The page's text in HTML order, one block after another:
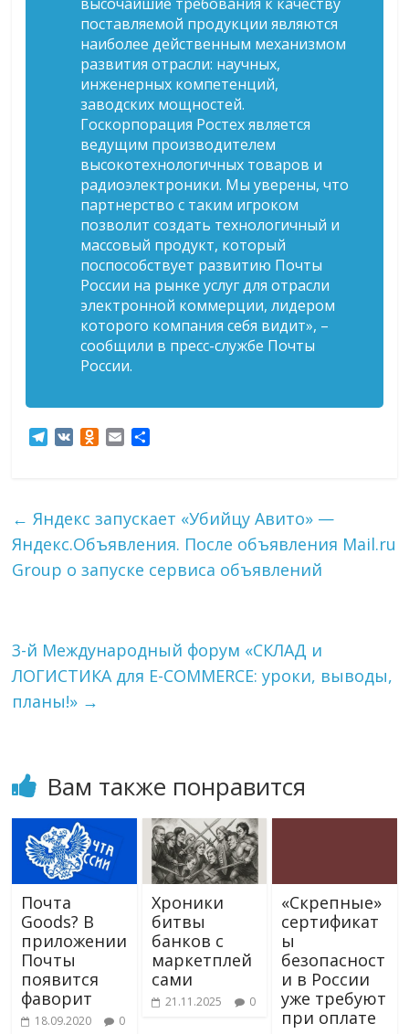
поставляемой продукции являются
наиболее действенным механизмом
развития отрасли: научных,
инженерных компетенций,
заводских мощностей.
Госкорпорация Ростех является
ведущим производителем
высокотехнологичных товаров и
радиоэлектроники. Мы уверены, что
партнерство с таким игроком
позволит создать технологичный и
массовый продукт, который
поспособствует развитию Почты
России на рынке услуг для отрасли
электронной коммерции, лидером
которого компания себя видит», –
сообщили в пресс-службе Почты
России.
T
r
a
m
O
l
a
s
i
в
и
т
← Яндекс запускает «Убийцу Авито» —
Яндекс.Объявления. После объявления Mail.ru
Group о запуске сервиса объявлений
3-й Международный форум «СКЛАД и
ЛОГИСТИКА для E-COMMERCE: уроки, выводы,
планы!» →
Вам также понравится
Почта
Goods? В
приложении
Почты
появится
фаворит
18.09.2020 0
Хроники
битвы
банков с
маркетплей
сами
21.11.2025 0
«Скрепные»
сертификат
ы
безопасност
и в России
уже требуют
при оплате